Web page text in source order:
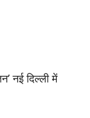
नई दिल्ली में